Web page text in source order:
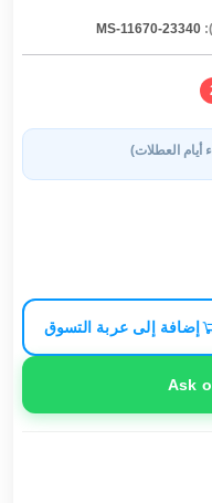
MS-11670-23340
أيام العطلات)
إضافة إلى عربة التسوق
Ask